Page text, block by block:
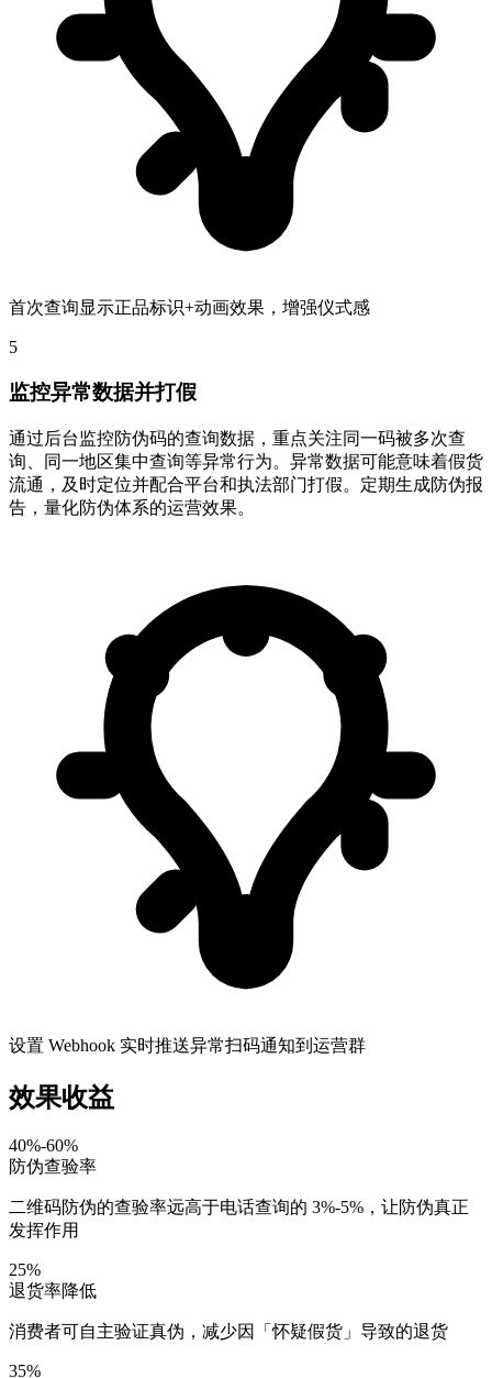
首次查询显示正品标识+动画效果，增强仪式感
5
监控异常数据并打假
通过后台监控防伪码的查询数据，重点关注同一码被多次查
询、同一地区集中查询等异常行为。异常数据可能意味着假货
流通，及时定位并配合平台和执法部门打假。定期生成防伪报
告，量化防伪体系的运营效果。
设置 Webhook 实时推送异常扫码通知到运营群
效果收益
40%-60%
防伪查验率
二维码防伪的查验率远高于电话查询的 3%-5%，让防伪真正
发挥作用
25%
退货率降低
消费者可自主验证真伪，减少因「怀疑假货」导致的退货
35%